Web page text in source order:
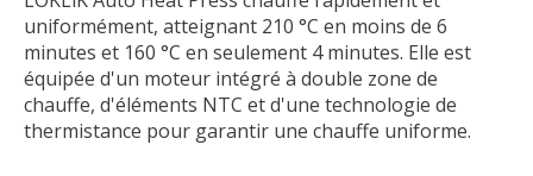
uniformément, atteignant 210 °C en moins de 6
minutes et 160 °C en seulement 4 minutes. Elle est
équipée d'un moteur intégré à double zone de
chauffe, d'éléments NTC et d'une technologie de
thermistance pour garantir une chauffe uniforme.